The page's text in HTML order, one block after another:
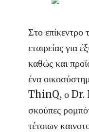
Στο επίκεντρο
εταιρείας για
καθώς και
ένα
ThinQ, ο Dr.
σκούπες
τέτοιων